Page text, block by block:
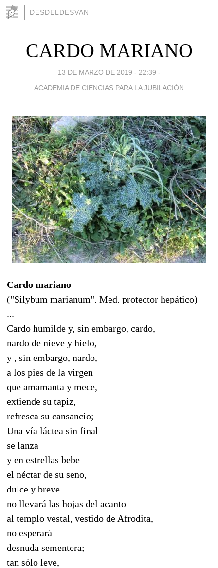
DESDELDESVAN
CARDO MARIANO
13 DE MARZO DE 2019 - 22:39 -
ACADEMIA DE CIENCIAS PARA LA JUBILACIÓN
Cardo mariano
("Silybum marianum". Med. protector hepático)
...
Cardo humilde y, sin embargo, cardo,
nardo de nieve y hielo,
y , sin embargo, nardo,
a los pies de la virgen
que amamanta y mece,
extiende su tapiz,
refresca su cansancio;
Una vía láctea sin final
se lanza
y en estrellas bebe
el néctar de su seno,
dulce y breve
no llevará las hojas del acanto
al templo vestal, vestido de Afrodita,
no esperará
desnuda sementera;
tan sólo leve,